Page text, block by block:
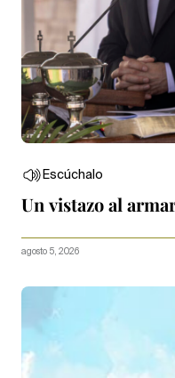
Escúchalo
Un vistazo al
agosto 5, 2026